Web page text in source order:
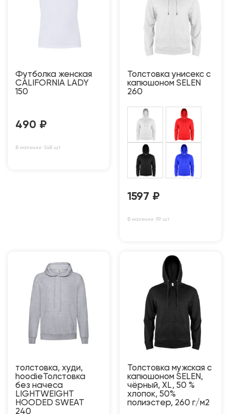
Футболка женская
CALIFORNIA LADY
150
490 ₽
В наличии: 548 шт
Толстовка унисекс с
капюшоном SELEN
260
1597 ₽
В наличии: 99 шт
толстовка, худи,
hoodieТолстовка
без начеса
LIGHTWEIGHT
HOODED SWEAT
240
Толстовка мужская с
капюшоном SELEN,
чёрный, XL, 50 %
хлопок, 50%
полиэстер, 260 г/м2